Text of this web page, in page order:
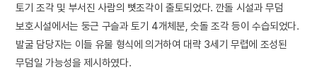
토기 조각 및 부서진 사람의 뼛조각이 출토되었다. 깐돌 시설과 무덤
보호시설에서는 둥근 구슬과 토기 4개체분, 숫돌 조각 등이 수습되었다.
발굴 담당자는 이들 유물 형식에 의거하여 대략 3세기 무렵에 조성된
무덤일 가능성을 제시하였다.